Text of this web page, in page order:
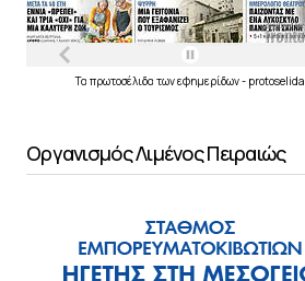
Τα πρωτοσέλιδα τωνεφημερίδων- protoselida
Οργανισμός Λιμένος Πειραιώς